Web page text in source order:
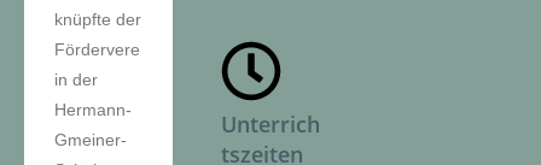
Unterrich
tszeiten
knüpfte der
Fördervere
in der
Hermann-
Gmeiner-